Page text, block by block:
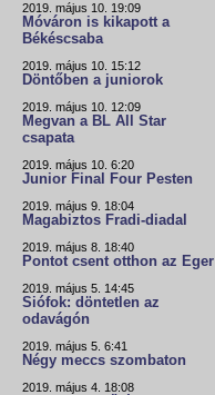
2019. május 10. 19:09
Móváron is kikapott a
Békéscsaba
2019. május 10. 15:12
Döntőben a juniorok
2019. május 10. 12:09
Megvan a BL All Star
csapata
2019. május 10. 6:20
Junior Final Four Pesten
2019. május 9. 18:04
Magabiztos Fradi-diadal
2019. május 8. 18:40
Pontot csent otthon az Eger
2019. május 5. 14:45
Siófok: döntetlen az
odavágón
2019. május 5. 6:41
Négy meccs szombaton
2019. május 4. 18:08